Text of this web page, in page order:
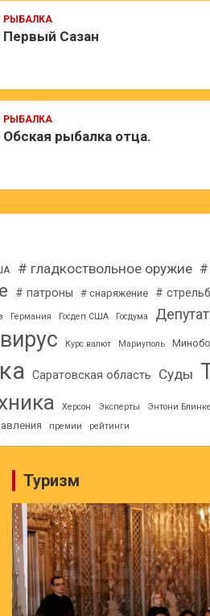
РЫБАЛКА
Первый Сазан
РЫБАЛКА
Обская рыбалка отца.
# гладкоствольное оружие
# патроны # снаряжение #
Германия Госдеп США Госдума
Курс валют Мариуполь
Саратовская область Суды
Херсон Эксперты Энтони
премии рейтинги
Туризм